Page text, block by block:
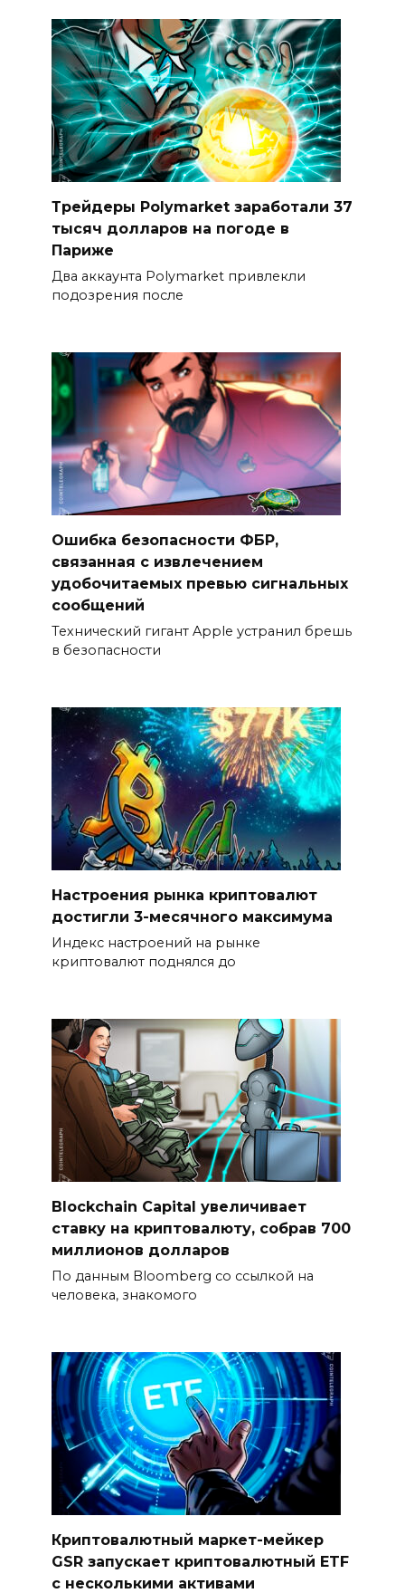
Трейдеры Polymarket заработали 37
тысяч долларов на погоде в
Париже
Два аккаунта Polymarket привлекли
подозрения после
Ошибка безопасности ФБР,
связанная с извлечением
удобочитаемых превью сигнальных
сообщений
Технический гигант Apple устранил брешь
в безопасности
Настроения рынка криптовалют
достигли 3-месячного максимума
Индекс настроений на рынке
криптовалют поднялся до
Blockchain Capital увеличивает
ставку на криптовалюту, собрав 700
миллионов долларов
По данным Bloomberg со ссылкой на
человека, знакомого
Криптовалютный маркет-мейкер
GSR запускает криптовалютный ETF
с несколькими активами